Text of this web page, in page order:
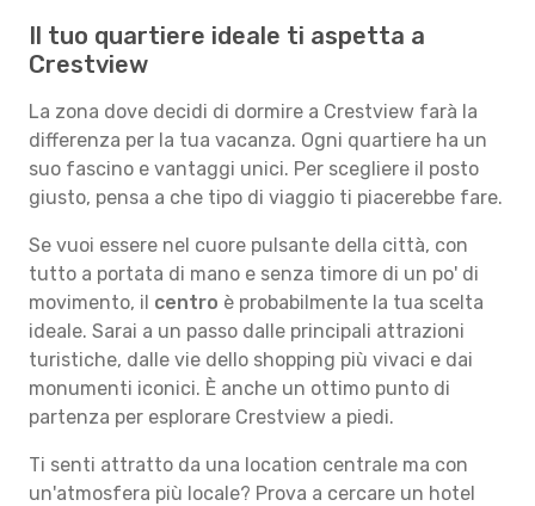
Il tuo quartiere ideale ti aspetta a
Crestview
La zona dove decidi di dormire a Crestview farà la
differenza per la tua vacanza. Ogni quartiere ha un
suo fascino e vantaggi unici. Per scegliere il posto
giusto, pensa a che tipo di viaggio ti piacerebbe fare.
Se vuoi essere nel cuore pulsante della città, con
tutto a portata di mano e senza timore di un po' di
movimento, il centro è probabilmente la tua scelta
ideale. Sarai a un passo dalle principali attrazioni
turistiche, dalle vie dello shopping più vivaci e dai
monumenti iconici. È anche un ottimo punto di
partenza per esplorare Crestview a piedi.
Ti senti attratto da una location centrale ma con
un'atmosfera più locale? Prova a cercare un hotel